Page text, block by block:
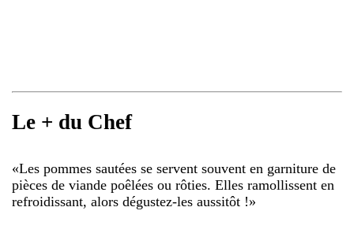
Le + du Chef
«Les pommes sautées se servent souvent en garniture de
pièces de viande poêlées ou rôties. Elles ramollissent en
refroidissant, alors dégustez-les aussitôt !»